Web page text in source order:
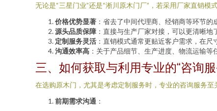
无论是“三星门业”还是“淅川原木门厂”，若采用厂家直销模
价格优势显著 ：省去了中间代理商、经销商等环节
源头品质保障 ：直接与生产厂家对接，可以更清晰
定制服务灵活 ：直销模式通常更贴近客户需求，在
沟通效率高 ：关于产品细节、生产进度、物流运输
三、如何获取与利用专业的“咨询服
在选购原木门，尤其是考虑定制服务时，专业的咨询服务
前期需求沟通 ：